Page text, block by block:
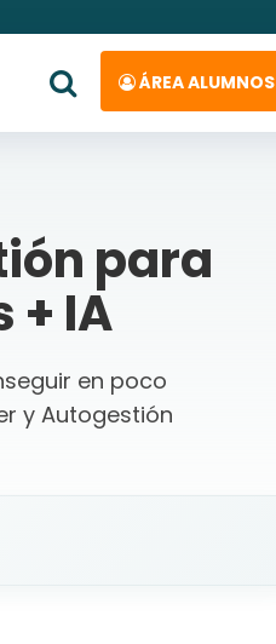
ÁREA ALUMNOS
para
+ IA
en poco
y Autogestión